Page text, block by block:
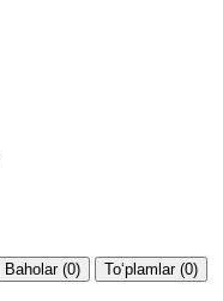
Baholar (0) To‘plamlar (0)